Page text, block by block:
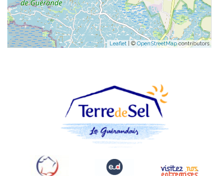
Leaflet | © OpenStreetMapcontributors